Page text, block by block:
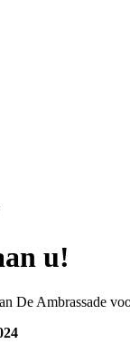
u!
De Ambrassade